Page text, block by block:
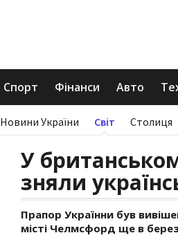
Спорт Фінанси Авто
Новини України Світ Столиця
У
зняли
Прапор Українни був
місті Челмсфорд ще в